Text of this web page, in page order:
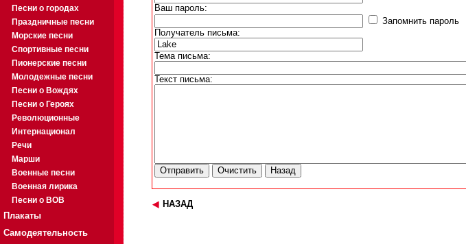
Песни о городах
Праздничные песни
Морские песни
Спортивные песни
Пионерские песни
Молодежные песни
Песни о Вождях
Песни о Героях
Революционные
Интернационал
Речи
Марши
Военные песни
Военная лирика
Песни о ВОВ
Плакаты
Самодеятельность
Ваш пароль:
Запомнить пароль
Получатель письма:
Тема письма:
Текст письма:
НАЗАД